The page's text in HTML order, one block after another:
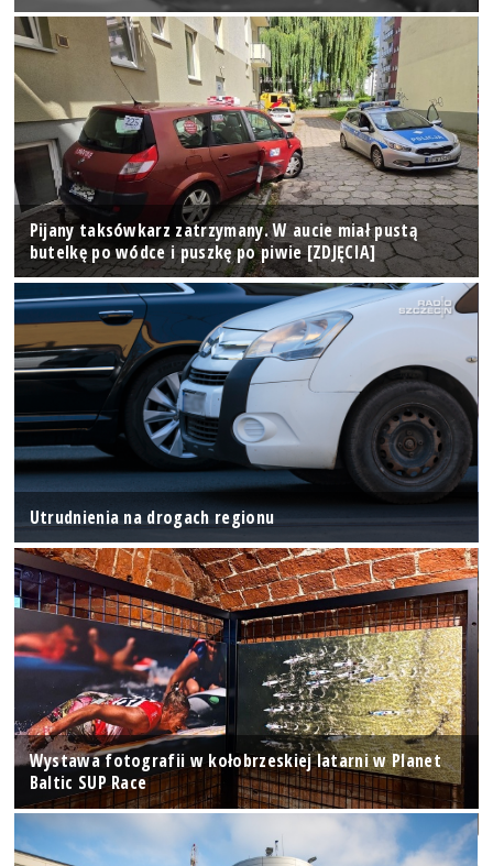
Pijany taksówkarz zatrzymany. W aucie miał pustą
butelkę po wódce i puszkę po piwie [ZDJĘCIA]
Utrudnienia na drogach regionu
Wystawa fotografii w kołobrzeskiej latarni w Planet
Baltic SUP Race